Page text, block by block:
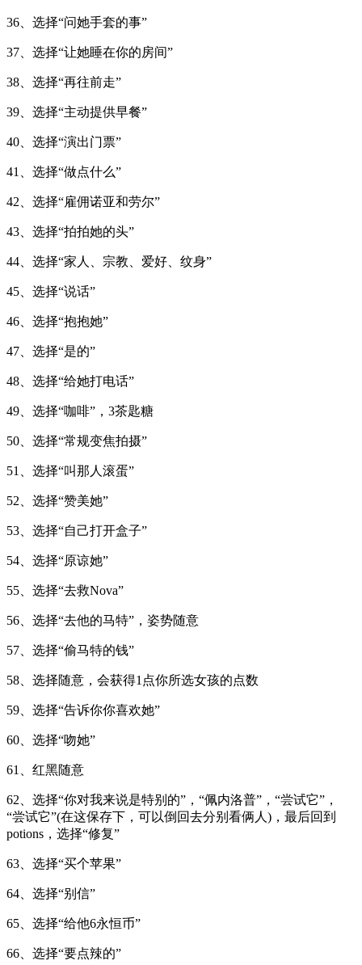
36、选择“问她手套的事”
37、选择“让她睡在你的房间”
38、选择“再往前走”
39、选择“主动提供早餐”
40、选择“演出门票”
41、选择“做点什么”
42、选择“雇佣诺亚和劳尔”
43、选择“拍拍她的头”
44、选择“家人、宗教、爱好、纹身”
45、选择“说话”
46、选择“抱抱她”
47、选择“是的”
48、选择“给她打电话”
49、选择“咖啡”，3茶匙糖
50、选择“常规变焦拍摄”
51、选择“叫那人滚蛋”
52、选择“赞美她”
53、选择“自己打开盒子”
54、选择“原谅她”
55、选择“去救Nova”
56、选择“去他的马特”，姿势随意
57、选择“偷马特的钱”
58、选择随意，会获得1点你所选女孩的点数
59、选择“告诉你你喜欢她”
60、选择“吻她”
61、红黑随意
62、选择“你对我来说是特别的”，“佩内洛普”，“尝试它”，
“尝试它”(在这保存下，可以倒回去分别看俩人)，最后回到
potions，选择“修复”
63、选择“买个苹果”
64、选择“别信”
65、选择“给他6永恒币”
66、选择“要点辣的”